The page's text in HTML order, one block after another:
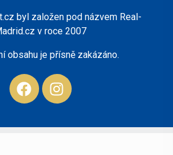
byl založen pod názvem Real-
v roce 2007
obsahu je přísně zakázáno.